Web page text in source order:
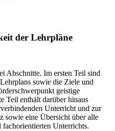
der Lehrpläne
Abschnitte. Im ersten Teil sind
sowie die Ziele und
geistige
Teil enthält darüber hinaus
Unterricht und zur
sowie eine Übersicht über alle
fachorientierten Unterrichts.